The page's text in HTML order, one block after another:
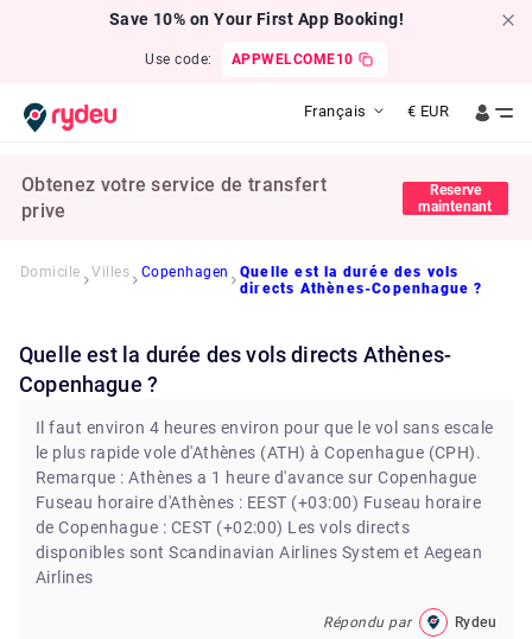
Save 10% on Your First App Booking!
Use code: APPWELCOME10
Français € EUR
Obtenez votre service de transfert
prive
Reserve
maintenant
Domicile Villes Copenhagen
Quelle est la durée des vols
directs Athènes-Copenhague ?
Quelle est la durée des vols directs Athènes-
Copenhague ?
Il faut environ 4 heures environ pour que le vol sans escale
le plus rapide vole d'Athènes (ATH) à Copenhague (CPH).
Remarque : Athènes a 1 heure d'avance sur Copenhague
Fuseau horaire d'Athènes : EEST (+03:00) Fuseau horaire
de Copenhague : CEST (+02:00) Les vols directs
disponibles sont Scandinavian Airlines System et Aegean
Airlines
Répondu par Rydeu